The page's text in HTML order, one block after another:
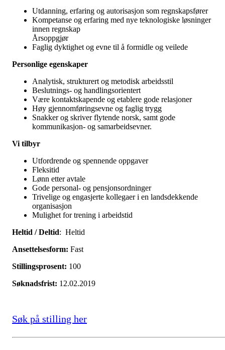
Utdanning, erfaring og autorisasjon som regnskapsfører
Kompetanse og erfaring med nye teknologiske løsninger
innen regnskap
Årsoppgjør
Faglig dyktighet og evne til å formidle og veilede
Personlige egenskaper
Analytisk, strukturert og metodisk arbeidsstil
Beslutnings- og handlingsorientert
Være kontaktskapende og etablere gode relasjoner
Høy gjennomføringsevne og faglig trygg
Snakker og skriver flytende norsk, samt gode
kommunikasjon- og samarbeidsevner.
Vi tilbyr
Utfordrende og spennende oppgaver
Fleksitid
Lønn etter avtale
Gode personal- og pensjonsordninger
Trivelige og engasjerte kollegaer i en landsdekkende
organisasjon
Mulighet for trening i arbeidstid
Heltid / Deltid: Heltid
Ansettelsesform: Fast
Stillingsprosent: 100
Søknadsfrist: 12.02.2019
Søk på stilling her